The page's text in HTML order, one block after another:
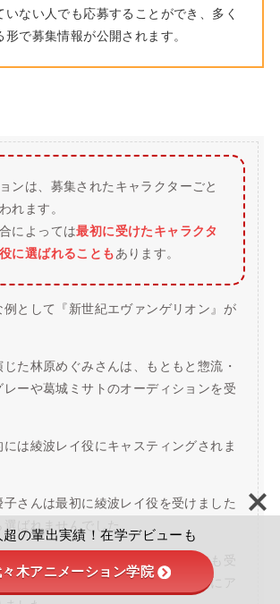
いない人でも応募することができ、多く
で募集情報が公開されます。
ンは、募集されたキャラクターごと
れます。
によっては最初に受けたキャラクタ
に選ばれることもあります。
例として『新世紀エヴァンゲリオン』が
た林原めぐみさんは、もともと惣流・
レーや葛城ミサトのオーディションを受
には綾波レイ役にキャスティングされま
さんは最初に綾波レイ役を受けました
選ばれませんでした。
フから「アスカ役のオーディションも受
と勧められたことで挑戦し、最終的にア
超の輩出実績！在学デビューも
木アニメーション学院